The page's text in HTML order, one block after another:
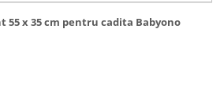
55 x 35 cm pentru cadita Babyono